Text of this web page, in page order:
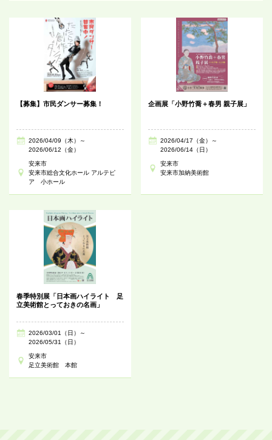
【募集】市民ダンサー募集！
2026/04/09（木）～
2026/06/12（金）
安来市
安来市総合文化ホール アルテピ
ア 小ホール
企画展「小野竹喬＋春男 親子展」
2026/04/17（金）～
2026/06/14（日）
安来市
安来市加納美術館
春季特別展「日本画ハイライト 足
立美術館とっておきの名画」
2026/03/01（日）～
2026/05/31（日）
安来市
足立美術館 本館